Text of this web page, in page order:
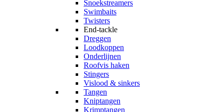
Snoekstreamers
Swimbaits
Twisters
End-tackle
Dreggen
Loodkoppen
Onderlijnen
Roofvis haken
Stingers
Vislood & sinkers
Tangen
Kniptangen
Krimptangen